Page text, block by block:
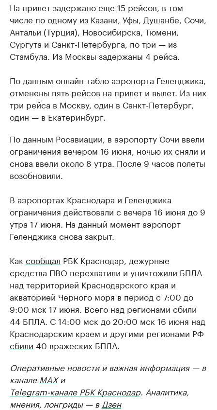
На прилет задержано еще 15 рейсов, в том
числе по одному из Казани, Уфы, Душанбе, Сочи,
Антальи (Турция), Новосибирска, Тюмени,
Сургута и Санкт-Петербурга, по три — из
Стамбула. Из Москвы задержаны 4 рейса.
По данным онлайн-табло аэропорта Геленджика,
отменены пять рейсов на прилет и вылет. Из них
три рейса в Москву, один в Санкт-Петербург,
один — в Екатеринбург.
По данным Росавиации, в аэропорту Сочи ввели
ограничения вечером 16 июня, ночью их сняли и
снова ввели около 8 утра. После 9 часов полеты
возобновили.
В аэропортах Краснодара и Геленджика
ограничения действовали с вечера 16 июня до 9
утра 17 июня. На данный момент аэропорт
Геленджика снова закрыт.
Как сообщал РБК Краснодар, дежурные
средства ПВО перехватили и уничтожили БПЛА
над территорией Краснодарского края и
акваторией Черного моря в период с 7:00 до
9:00 мск 17 июня. Всего над регионами сбили
44 БПЛА. С 14:00 мск до 20:00 мск 16 июня над
Краснодарским краем и другими регионами РФ
сбили 40 вражеских БПЛА.
Оперативные новости и важная информация — в
канале MAXи
Telegram-канале РБК Краснодар. Аналитика,
мнения, лонгриды — в Дзен